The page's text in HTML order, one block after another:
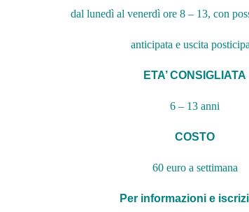
dal lunedì al venerdì ore 8 – 13, con
anticipata e uscita
ETA’ CONSIGLIATA
6 – 13 anni
COSTO
60 euro a settimana
Per informazioni e